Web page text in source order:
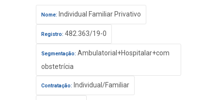
Nome: Individual Familiar Privativo
Registro: 482.363/19-0
Segmentação: Ambulatorial+Hospitalar+com
obstetrícia
Contratação: Individual/Familiar